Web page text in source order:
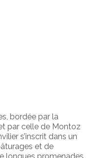
bordée par la
par celle de Montoz
s’inscrit dans un
et de